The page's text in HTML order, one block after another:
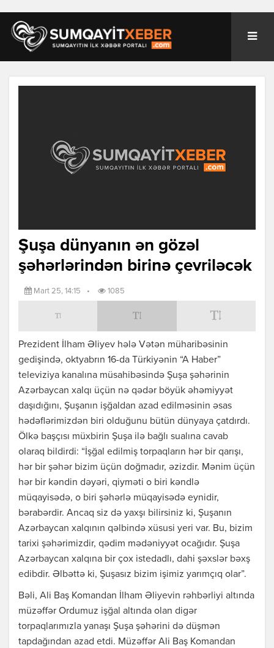
Şuşa dünyanın ən gözəl
şəhərlərindən birinə çevriləcək
Mart 25, 14:15 • 1085
Prezident İlham Əliyev hələ Vətən müharibəsinin
gedişində, oktyabrın 16-da Türkiyənin “A Haber”
televiziya kanalına müsahibəsində Şuşa şəhərinin
Azərbaycan xalqı üçün nə qədər böyük əhəmiyyət
daşıdığını, Şuşanın işğaldan azad edilməsinin əsas
hədəflərimizdən biri olduğunu bütün dünyaya çatdırdı.
Ölkə başçısı müxbirin Şuşa ilə bağlı sualına cavab
olaraq bildirdi: “İşğal edilmiş torpaqların hər bir qarışı,
hər bir şəhər bizim üçün doğmadır, əzizdir. Mənim üçün
hər bir kəndin dəyəri, qiyməti o biri kəndlə
müqayisədə, o biri şəhərlə müqayisədə eynidir,
bərabərdir. Ancaq siz də yaxşı bilirsiniz ki, Şuşanın
Azərbaycan xalqının qəlbində xüsusi yeri var. Bu, bizim
tarixi şəhərimizdir, qədim mədəniyyət ocağıdır. Şuşa
Azərbaycan xalqına bir çox istedadlı, dahi şəxslər bəxş
edibdir. Əlbəttə ki, Şuşasız bizim işimiz yarımçıq olar”.
Bəli, Ali Baş Komandan İlham Əliyevin rəhbərliyi altında
müzəffər Ordumuz işğal altında olan digər
torpaqlarımızla yanaşı Şuşa şəhərini də düşmən
tapdağından azad etdi. Müzəffər Ali Baş Komandan